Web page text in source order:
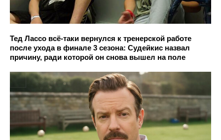
Тед Лассо всё-таки вернулся к тренерской работе
после ухода в финале 3 сезона: Судейкис назвал
причину, ради которой он снова вышел на поле